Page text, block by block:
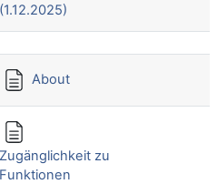
(1.12.2025)
About
Zugänglichkeit zu
Funktionen